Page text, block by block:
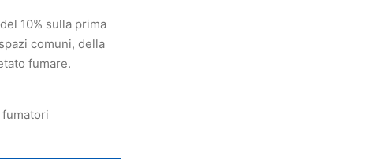
10% sulla prima
comuni, della
fumare.
fumatori